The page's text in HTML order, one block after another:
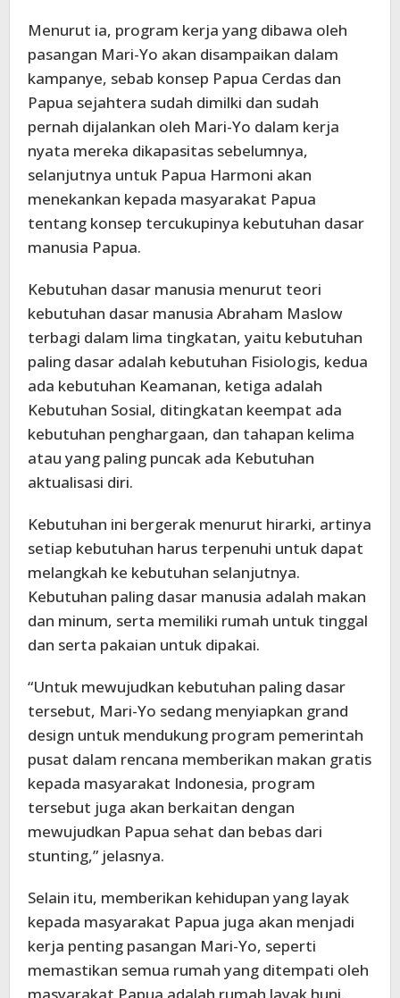
Menurut ia, program kerja yang dibawa oleh
pasangan Mari-Yo akan disampaikan dalam
kampanye, sebab konsep Papua Cerdas dan
Papua sejahtera sudah dimilki dan sudah
pernah dijalankan oleh Mari-Yo dalam kerja
nyata mereka dikapasitas sebelumnya,
selanjutnya untuk Papua Harmoni akan
menekankan kepada masyarakat Papua
tentang konsep tercukupinya kebutuhan dasar
manusia Papua.
Kebutuhan dasar manusia menurut teori
kebutuhan dasar manusia Abraham Maslow
terbagi dalam lima tingkatan, yaitu kebutuhan
paling dasar adalah kebutuhan Fisiologis, kedua
ada kebutuhan Keamanan, ketiga adalah
Kebutuhan Sosial, ditingkatan keempat ada
kebutuhan penghargaan, dan tahapan kelima
atau yang paling puncak ada Kebutuhan
aktualisasi diri.
Kebutuhan ini bergerak menurut hirarki, artinya
setiap kebutuhan harus terpenuhi untuk dapat
melangkah ke kebutuhan selanjutnya.
Kebutuhan paling dasar manusia adalah makan
dan minum, serta memiliki rumah untuk tinggal
dan serta pakaian untuk dipakai.
“Untuk mewujudkan kebutuhan paling dasar
tersebut, Mari-Yo sedang menyiapkan grand
design untuk mendukung program pemerintah
pusat dalam rencana memberikan makan gratis
kepada masyarakat Indonesia, program
tersebut juga akan berkaitan dengan
mewujudkan Papua sehat dan bebas dari
stunting,” jelasnya.
Selain itu, memberikan kehidupan yang layak
kepada masyarakat Papua juga akan menjadi
kerja penting pasangan Mari-Yo, seperti
memastikan semua rumah yang ditempati oleh